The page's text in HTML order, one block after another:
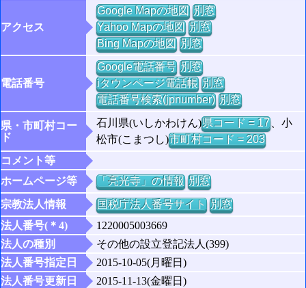
アクセス
Google Mapの地図 別窓
Yahoo Mapの地図 別窓
Bing Mapの地図 別窓
電話番号
Google電話番号 別窓
iタウンページ電話帳 別窓
電話番号検索(jpnumber) 別窓
県・市町村コー
ド
石川県(いしかわけん)県コード = 17、小
松市(こまつし)市町村コード = 203
コメント等
ホームページ等
「亮光寺」の情報 別窓
宗教法人情報
国税庁法人番号サイト 別窓
法人番号(＊4)
1220005003669
法人の種別
その他の設立登記法人(399)
法人番号指定日
2015-10-05(月曜日)
法人番号更新日
2015-11-13(金曜日)